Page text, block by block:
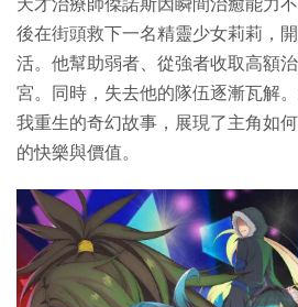
天才治療師傑諾斯因瞬間治癒能力
後在街頭救下一名精靈少女莉莉，
活。他幫助弱者、從強者收取高額
宮。同時，失去他的隊伍逐漸瓦解
我重生的奇幻故事，展現了主角如
的快樂與價值。